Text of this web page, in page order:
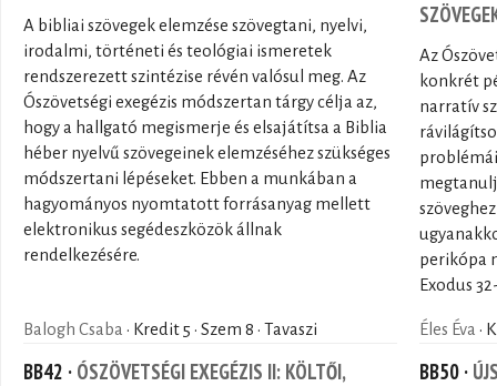
A bibliai szövegek elemzése szövegtani, nyelvi,
irodalmi, történeti és teológiai ismeretek
rendszerezett szintézise révén valósul meg. Az
Ószövetségi exegézis módszertan tárgy célja az,
hogy a hallgató megismerje és elsajátítsa a Biblia
héber nyelvű szövegeinek elemzéséhez szükséges
módszertani lépéseket. Ebben a munkában a
hagyományos nyomtatott forrásanyag mellett
elektronikus segédeszközök állnak
rendelkezésére.
Az
konkrét
narratív
perikópa
Exodus
Balogh Csaba · Kredit 5 · Szem 8 · Tavaszi
BB42 · ÓSZÖVETSÉGI EXEGÉZIS II: KÖLTŐI,
Éles Éva ·
BB50 ·